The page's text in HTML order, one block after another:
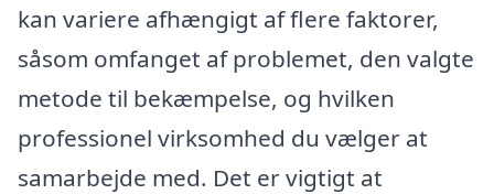
kan variere afhængigt af flere faktorer,
såsom omfanget af problemet, den valgte
metode til bekæmpelse, og hvilken
professionel virksomhed du vælger at
samarbejde med. Det er vigtigt at